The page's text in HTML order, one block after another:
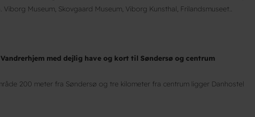
Viborg Museum, Skovgaard Museum, Viborg Kunsthal, Frilandsmuseet..
med dejlig have og kort til Søndersø og centrum
200 meter fra Søndersø og tre kilometer fra centrum ligger Danhostel